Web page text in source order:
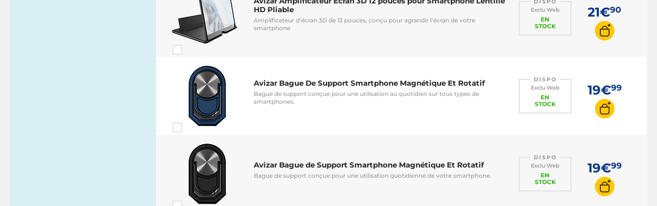
HD Pliable
Amplificateur d'écran 3D de 12 pouces, conçu pour agrandir l'écran de votre
smartphone
Exclu Web
EN
STOCK
21€90
Avizar Bague De Support Smartphone Magnétique Et Rotatif
Bague de support conçue pour une utilisation au quotidien sur tous types de
smartphones.
DISPO
Exclu Web
EN
STOCK
19€99
Avizar Bague de Support Smartphone Magnétique Et Rotatif
Bague de support conçue pour une utilisation quotidienne de votre smartphone.
DISPO
Exclu Web
EN
STOCK
19€99